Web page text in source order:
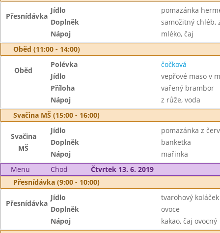
Přesnídávka
Jídlo
pomazánka
Doplněk
samožitný chléb,
Nápoj
mléko, čaj
Oběd (11:00 - 14:00)
Oběd
Polévka
čočková
Jídlo
vepřové maso v
Příloha
vařený brambor
Nápoj
z růže, voda
Svačina MŠ (15:00 - 16:00)
Svačina
MŠ
Jídlo
pomazánka z
Doplněk
banketka
Nápoj
mařinka
Menu
Chod
Čtvrtek 13. 6. 2019
Přesnídávka (9:00 - 10:00)
Přesnídávka
Jídlo
tvarohový koláček
Doplněk
ovoce
Nápoj
kakao, čaj ovocný